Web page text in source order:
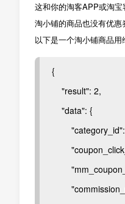
这和你的淘客APP或淘宝
淘小铺的商品也没有优惠
以下是一个淘小铺商品用
{
"result": 2,
"data": {
"category_id":